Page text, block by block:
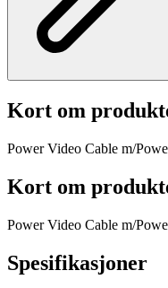
Kort om
Power Video Cable m/
Kort om
Power Video Cable m/
Spesifikasjoner